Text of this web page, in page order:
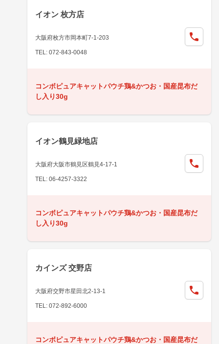
イオン 枚方店
大阪府枚方市岡本町7-1-203
TEL: 072-843-0048
コンボピュアキャットパウチ鶏&かつお・国産昆布だ
し入り30g
イオン鶴見緑地店
大阪府大阪市鶴見区鶴見4-17-1
TEL: 06-4257-3322
コンボピュアキャットパウチ鶏&かつお・国産昆布だ
し入り30g
カインズ 交野店
大阪府交野市星田北2-13-1
TEL: 072-892-6000
コンボピュアキャットパウチ鶏&かつお・国産昆布だ